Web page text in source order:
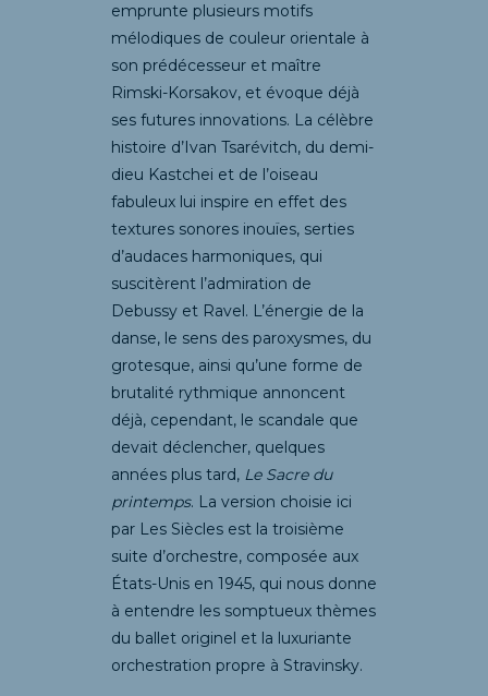
emprunte plusieurs motifs
mélodiques de couleur orientale à
son prédécesseur et maître
Rimski-Korsakov, et évoque déjà
ses futures innovations. La célèbre
histoire d’Ivan Tsarévitch, du demi-
dieu Kastchei et de l’oiseau
fabuleux lui inspire en effet des
textures sonores inouïes, serties
d’audaces harmoniques, qui
suscitèrent l’admiration de
Debussy et Ravel. L’énergie de la
danse, le sens des paroxysmes, du
grotesque, ainsi qu’une forme de
brutalité rythmique annoncent
déjà, cependant, le scandale que
devait déclencher, quelques
années plus tard, Le Sacre du
printemps. La version choisie ici
par Les Siècles est la troisième
suite d’orchestre, composée aux
États-Unis en 1945, qui nous donne
à entendre les somptueux thèmes
du ballet originel et la luxuriante
orchestration propre à Stravinsky.